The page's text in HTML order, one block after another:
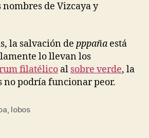
de Vizcaya y
la salvación de pppaña está
lo llevan los
filatélico al sobre verde, la
no podría funcionar peor.
lobos